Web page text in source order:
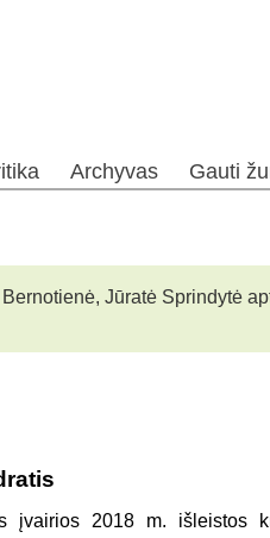
Archyvas Gauti
Jūratė Sprindytė
įvairios 2018 m. išleistos